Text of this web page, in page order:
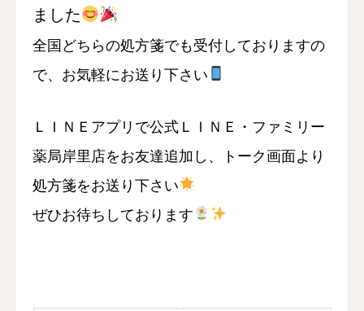
ました
全国どちらの処方箋でも受付しておりますの
で、お気軽にお送り下さい
ＬＩＮＥアプリで公式ＬＩＮＥ・ファミリー
薬局岸里店をお友達追加し、トーク画面より
処方箋をお送り下さい
ぜひお待ちしております